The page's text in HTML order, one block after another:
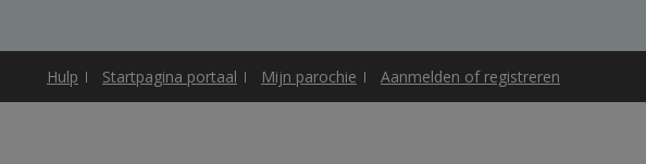
Hulp Startpagina portaal Mijn parochie Aanmelden of registreren